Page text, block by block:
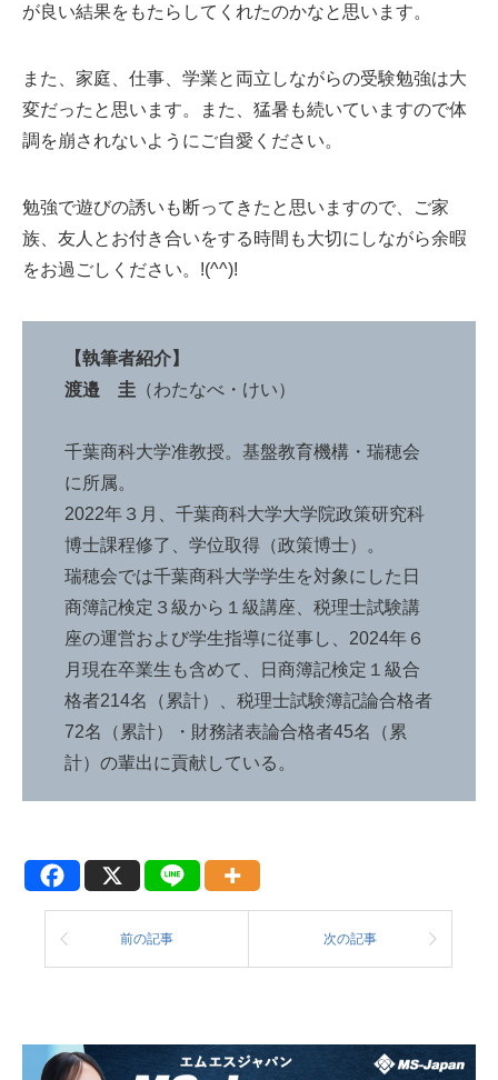
が良い結果をもたらしてくれたのかなと思います。
また、家庭、仕事、学業と両立しながらの受験勉強は大
変だったと思います。また、猛暑も続いていますので体
調を崩されないようにご自愛ください。
勉強で遊びの誘いも断ってきたと思いますので、ご家
族、友人とお付き合いをする時間も大切にしながら余暇
をお過ごしください。!(^^)!
【執筆者紹介】
渡邉 圭 （わたなべ・けい）
千葉商科大学准教授。基盤教育機構・瑞穂会
に所属。
2022年３月、千葉商科大学大学院政策研究科
博士課程修了、学位取得（政策博士）。
瑞穂会では千葉商科大学学生を対象にした日
商簿記検定３級から１級講座、税理士試験講
座の運営および学生指導に従事し、2024年６
月現在卒業生も含めて、日商簿記検定１級合
格者214名（累計）、税理士試験簿記論合格者
72名（累計）・財務諸表論合格者45名（累
計）の輩出に貢献している。
前の記事 次の記事